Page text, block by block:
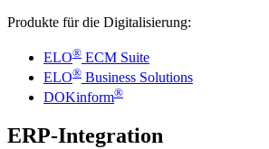
Produkte für die Digitalisierung:
ELO® ECM Suite
ELO® Business Solutions
DOKinform®
ERP-Integration